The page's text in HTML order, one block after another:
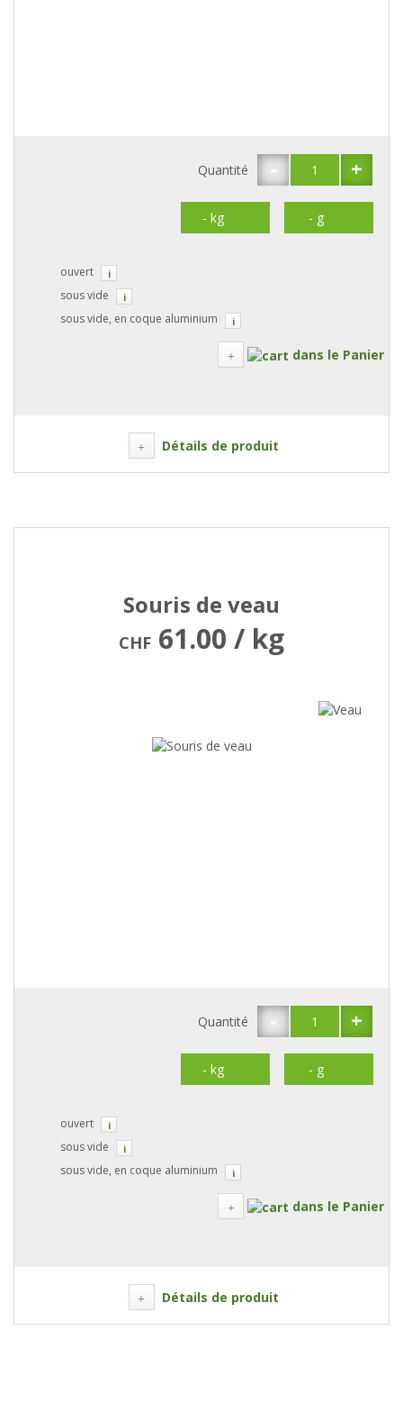
Détails de produit
- +
Quantité
ouvert i
sous vide i
sous vide, en coque aluminium i
dans le Panier
Souris de veau
CHF 61.00 / kg
Détails de produit
- +
Quantité
ouvert i
sous vide i
sous vide, en coque aluminium i
dans le Panier